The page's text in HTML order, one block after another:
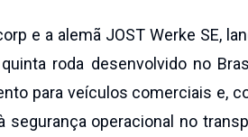
e a alemã JOST Werke SE,
roda desenvolvido no
para veículos comerciais e,
segurança operacional no